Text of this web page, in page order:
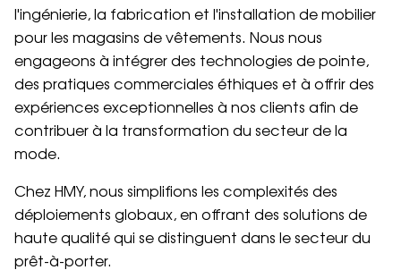
l'ingénierie, la fabrication et l'installation de mobilier
pour les magasins de vêtements. Nous nous
engageons à intégrer des technologies de pointe,
des pratiques commerciales éthiques et à offrir des
expériences exceptionnelles à nos clients afin de
contribuer à la transformation du secteur de la
mode.
Chez HMY, nous simplifions les complexités des
déploiements globaux, en offrant des solutions de
haute qualité qui se distinguent dans le secteur du
prêt-à-porter.